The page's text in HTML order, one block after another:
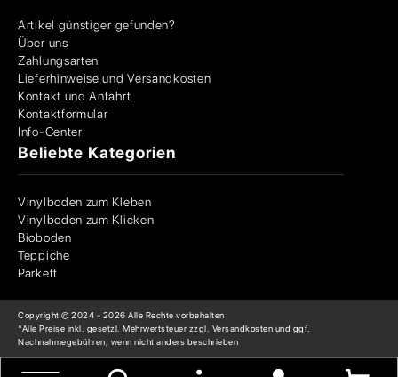
Artikel günstiger gefunden?
Über uns
Zahlungsarten
Lieferhinweise und Versandkosten
Kontakt und Anfahrt
Kontaktformular
Info-Center
Beliebte Kategorien
Vinylboden zum Kleben
Vinylboden zum Klicken
Bioboden
Teppiche
Parkett
Copyright © 2024 - 2026 Alle Rechte vorbehalten
*Alle Preise inkl. gesetzl. Mehrwertsteuer zzgl. Versandkosten und ggf.
Nachnahmegebühren, wenn nicht anders beschrieben